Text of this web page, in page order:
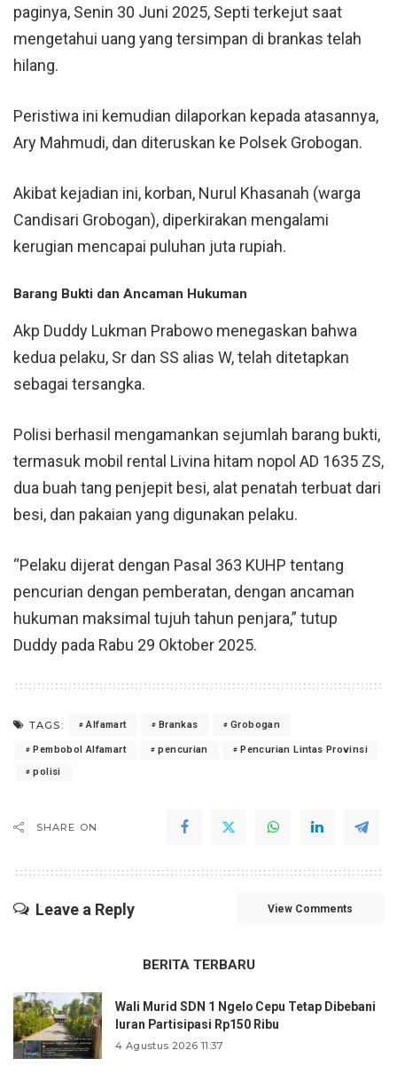
paginya, Senin 30 Juni 2025, Septi terkejut saat
mengetahui uang yang tersimpan di brankas telah
hilang.
Peristiwa ini kemudian dilaporkan kepada atasannya,
Ary Mahmudi, dan diteruskan ke Polsek Grobogan.
Akibat kejadian ini, korban, Nurul Khasanah (warga
Candisari Grobogan), diperkirakan mengalami
kerugian mencapai puluhan juta rupiah.
Barang Bukti dan Ancaman Hukuman
Akp Duddy Lukman Prabowo menegaskan bahwa
kedua pelaku, Sr dan SS alias W, telah ditetapkan
sebagai tersangka.
Polisi berhasil mengamankan sejumlah barang bukti,
termasuk mobil rental Livina hitam nopol AD 1635 ZS,
dua buah tang penjepit besi, alat penatah terbuat dari
besi, dan pakaian yang digunakan pelaku.
“Pelaku dijerat dengan Pasal 363 KUHP tentang
pencurian dengan pemberatan, dengan ancaman
hukuman maksimal tujuh tahun penjara,” tutup
Duddy pada Rabu 29 Oktober 2025.
TAGS: Alfamart Brankas Grobogan
Pembobol Alfamart pencurian
Pencurian Lintas Provinsi
polisi
SHARE ON
Leave a Reply View Comments
BERITA TERBARU
Wali Murid SDN 1 Ngelo Cepu Tetap Dibebani
Iuran Partisipasi Rp150 Ribu
4 Agustus 2026 11:37